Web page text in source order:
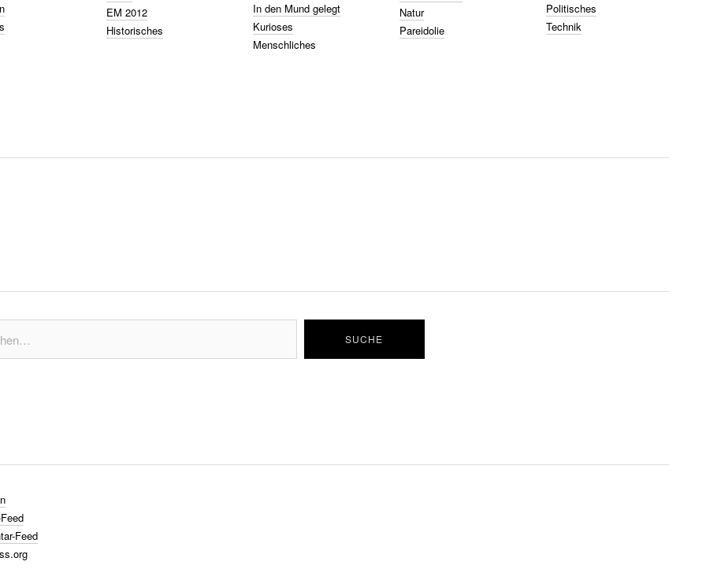
EM 2012
Historisches
In den Mund gelegt
Kurioses
Menschliches
Natur
Pareidolie
Politisches
Technik
Feed